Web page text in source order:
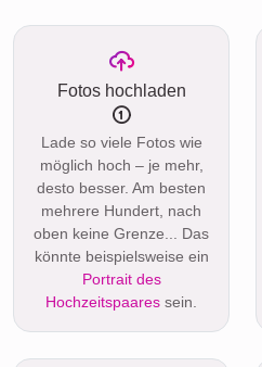
Fotos hochladen
Lade so viele Fotos wie
möglich hoch – je mehr,
desto besser. Am besten
mehrere Hundert, nach
oben keine Grenze... Das
könnte beispielsweise ein
Portrait des
Hochzeitspaares sein.